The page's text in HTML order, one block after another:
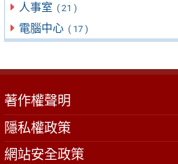
人事室 ( 21 )
電腦中心 ( 17 )
著作權聲明
隱私權政策
網站安全政策